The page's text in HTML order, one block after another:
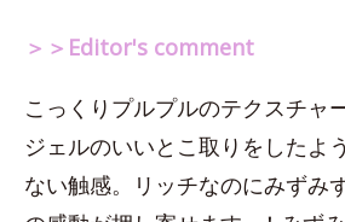
＞＞Editor's comment
こっくりプルプルのテクスチャ
ジェルのいいとこ取りをしたよ
ない触感。リッチなのにみずみ